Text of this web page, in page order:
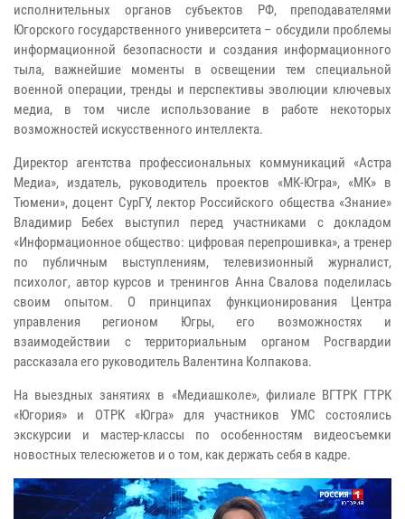
исполнительных органов субъектов РФ, преподавателями
Югорского государственного университета – обсудили проблемы
информационной безопасности и создания информационного
тыла, важнейшие моменты в освещении тем специальной
военной операции, тренды и перспективы эволюции ключевых
медиа, в том числе использование в работе некоторых
возможностей искусственного интеллекта.
Директор агентства профессиональных коммуникаций «Астра
Медиа», издатель, руководитель проектов «МК-Югра», «МК» в
Тюмени», доцент СурГУ, лектор Российского общества «Знание»
Владимир Бебех выступил перед участниками с докладом
«Информационное общество: цифровая перепрошивка», а тренер
по публичным выступлениям, телевизионный журналист,
психолог, автор курсов и тренингов Анна Свалова поделилась
своим опытом. О принципах функционирования Центра
управления регионом Югры, его возможностях и
взаимодействии с территориальным органом Росгвардии
рассказала его руководитель Валентина Колпакова.
На выездных занятиях в «Медиашколе», филиале ВГТРК ГТРК
«Югория» и ОТРК «Югра» для участников УМС состоялись
экскурсии и мастер-классы по особенностям видеосъемки
новостных телесюжетов и о том, как держать себя в кадре.